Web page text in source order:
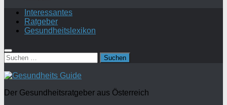
Interessantes
Ratgeber
Gesundheitslexikon
Suchen
nach:
Der Gesundheitsratgeber aus Österreich